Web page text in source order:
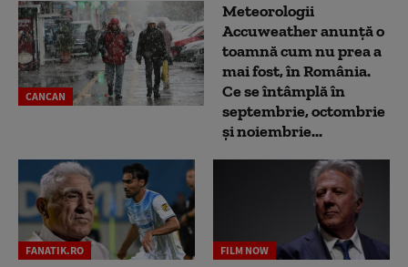
CANCAN
Meteorologii
Accuweather anunță o
toamnă cum nu prea a
mai fost, în România.
Ce se întâmplă în
septembrie, octombrie
și noiembrie...
FANATIK.RO FILM NOW